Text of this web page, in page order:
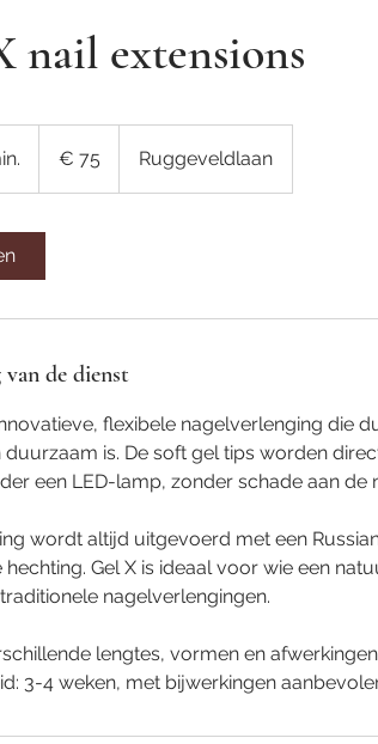
nail extensions
.
€ 75 Ruggeveldlaan
de dienst
flexibele nagelverlenging die
duurzaam is. De soft gel tips worden
een LED-lamp, zonder schade aan de
wordt altijd uitgevoerd met een
Gel X is ideaal voor wie een
nagelverlengingen.
lengtes, vormen en
3-4 weken, met bijwerkingen